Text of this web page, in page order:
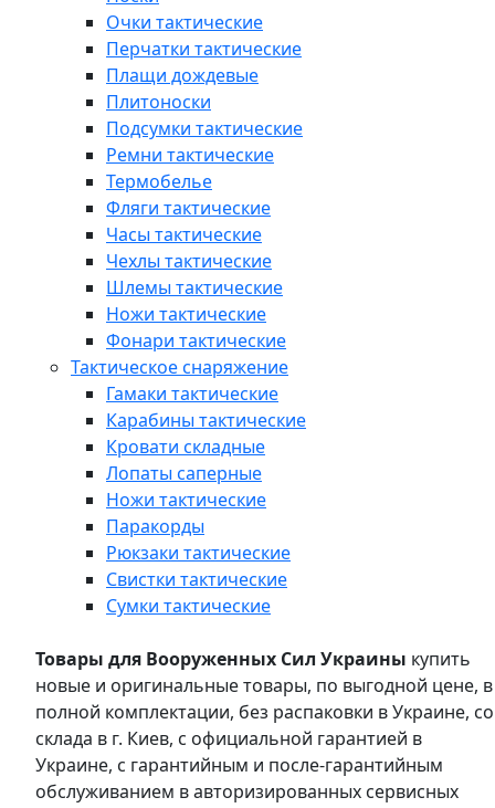
Очки тактические
Перчатки тактические
Плащи дождевые
Плитоноски
Подсумки тактические
Ремни тактические
Термобелье
Фляги тактические
Часы тактические
Чехлы тактические
Шлемы тактические
Ножи тактические
Фонари тактические
Тактическое снаряжение
Гамаки тактические
Карабины тактические
Кровати складные
Лопаты саперные
Ножи тактические
Паракорды
Рюкзаки тактические
Свистки тактические
Сумки тактические
Товары для Вооруженных Сил Украины купить
новые и оригинальные товары, по выгодной цене, в
полной комплектации, без распаковки в Украине, со
склада в г. Киев, с официальной гарантией в
Украине, с гарантийным и после-гарантийным
обслуживанием в авторизированных сервисных